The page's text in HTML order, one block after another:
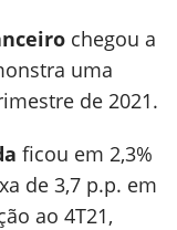
chegou a
uma
de 2021.
ficou em 2,3%
de 3,7 p.p. em
ao 4T21,